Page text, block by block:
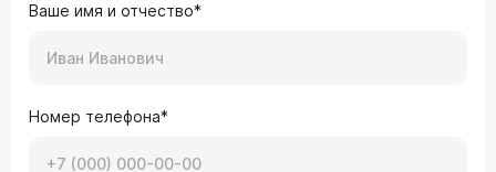
Ваше имя и отчество*
Номер телефона*